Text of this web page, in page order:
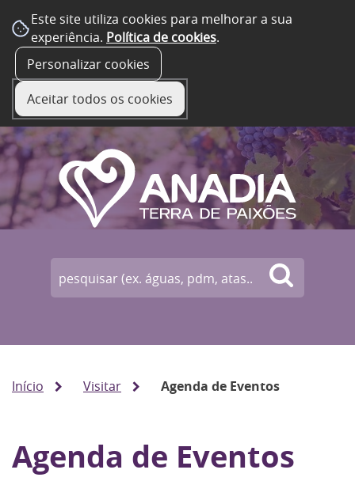
Este site utiliza cookies para melhorar a sua
experiência. Política de cookies.
Personalizar cookies
Aceitar todos os cookies
Início Visitar Agenda de Eventos
Agenda de Eventos